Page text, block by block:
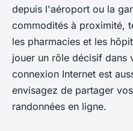
depuis l'aéroport ou la
commodités à proximité,
les pharmacies et les
jouer un rôle décisif dans
connexion Internet est
envisagez de partager
randonnées en ligne.